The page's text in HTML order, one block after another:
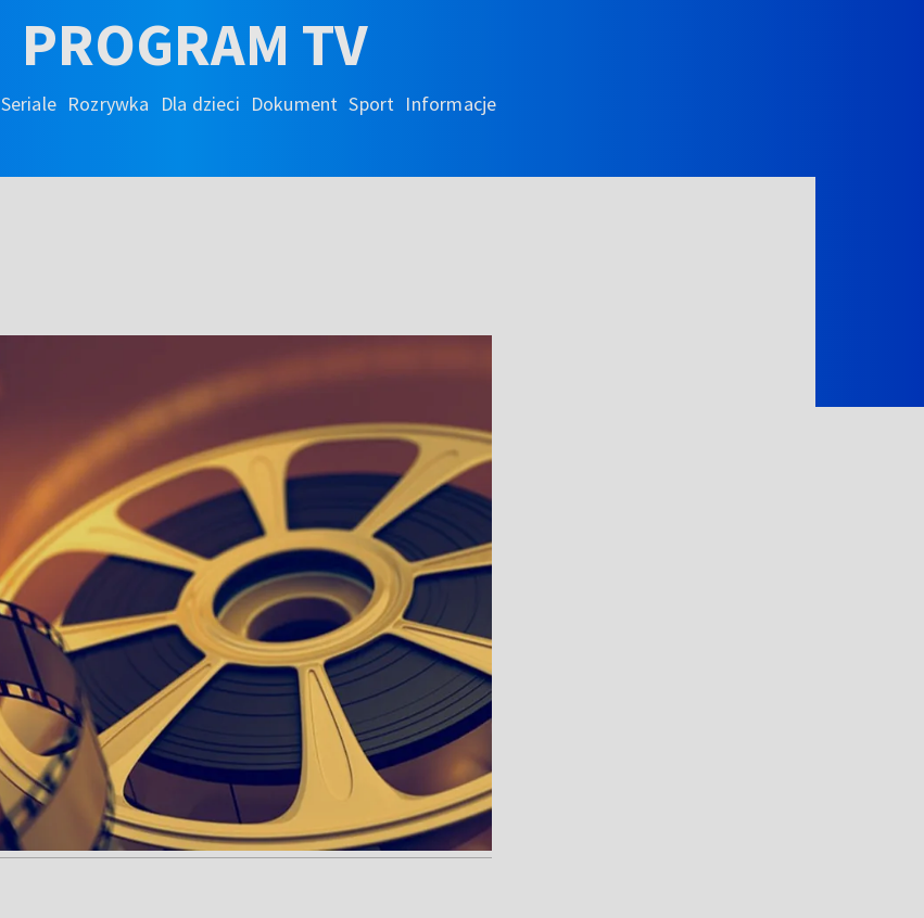
PROGRAM TV
Seriale Rozrywka Dla dzieci Dokument Sport Informacje